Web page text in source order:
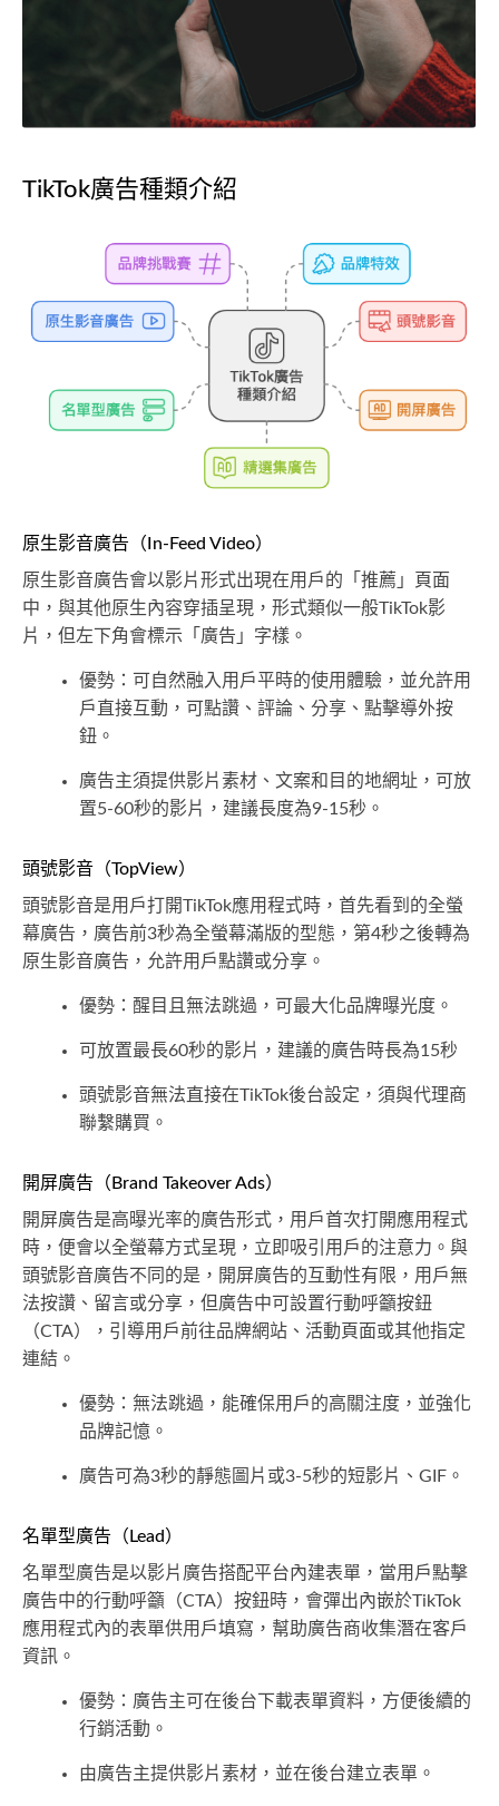
TikTok廣告種類介紹
原生影音廣告（In-Feed Video）
原生影音廣告會以影片形式出現在用戶的「推薦」頁面
中，與其他原生內容穿插呈現，形式類似一般TikTok影
片，但左下角會標示「廣告」字樣。
優勢：可自然融入用戶平時的使用體驗，並允許用
戶直接互動，可點讚、評論、分享、點擊導外按
鈕。
廣告主須提供影片素材、文案和目的地網址，可放
置5-60秒的影片，建議長度為9-15秒。
頭號影音（TopView）
頭號影音是用戶打開TikTok應用程式時，首先看到的全螢
幕廣告，廣告前3秒為全螢幕滿版的型態，第4秒之後轉為
原生影音廣告，允許用戶點讚或分享。
優勢：醒目且無法跳過，可最大化品牌曝光度。
可放置最長60秒的影片，建議的廣告時長為15秒
頭號影音無法直接在TikTok後台設定，須與代理商
聯繫購買。
開屏廣告（Brand Takeover Ads）
開屏廣告是高曝光率的廣告形式，用戶首次打開應用程式
時，便會以全螢幕方式呈現，立即吸引用戶的注意力。與
頭號影音廣告不同的是，開屏廣告的互動性有限，用戶無
法按讚、留言或分享，但廣告中可設置行動呼籲按鈕
（CTA），引導用戶前往品牌網站、活動頁面或其他指定
連結。
優勢：無法跳過，能確保用戶的高關注度，並強化
品牌記憶。
廣告可為3秒的靜態圖片或3-5秒的短影片、GIF。
名單型廣告（Lead）
名單型廣告是以影片廣告搭配平台內建表單，當用戶點擊
廣告中的行動呼籲（CTA）按鈕時，會彈出內嵌於TikTok
應用程式內的表單供用戶填寫，幫助廣告商收集潛在客戶
資訊。
優勢：廣告主可在後台下載表單資料，方便後續的
行銷活動。
由廣告主提供影片素材，並在後台建立表單。